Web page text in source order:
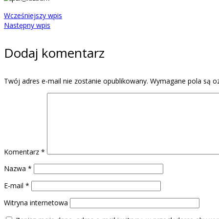
Wcześniejszy wpis
Następny wpis
Dodaj komentarz
Twój adres e-mail nie zostanie opublikowany. Wymagane pola są
Komentarz *
Nazwa *
E-mail *
Witryna internetowa